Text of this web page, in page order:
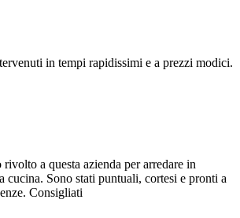
in tempi rapidissimi e a prezzi modici.
a questa azienda per arredare in
cucina. Sono stati puntuali, cortesi e pronti a
Consigliati